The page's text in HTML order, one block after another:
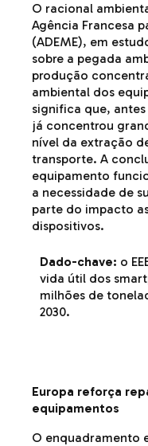
O racional
Agência Francesa
(ADEME), em
sobre a pegada
produção
ambiental dos
significa que,
já concentrou
nível da extração
transporte. A
equipamento
a necessidade de
parte do impacto
dispositivos.
Dado-chave: o
vida útil dos
milhões de
2030.
Europa reforça
equipamentos
O enquadramento